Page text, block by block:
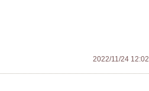
2022/11/24 12:02